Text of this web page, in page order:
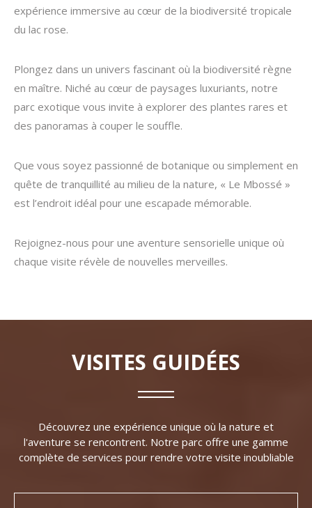
expérience immersive au cœur de la biodiversité tropicale
du lac rose.
Plongez dans un univers fascinant où la biodiversité règne
en maître. Niché au cœur de paysages luxuriants, notre
parc exotique vous invite à explorer des plantes rares et
des panoramas à couper le souffle.
Que vous soyez passionné de botanique ou simplement en
quête de tranquillité au milieu de la nature, « Le Mbossé »
est l’endroit idéal pour une escapade mémorable.
Rejoignez-nous pour une aventure sensorielle unique où
chaque visite révèle de nouvelles merveilles.
VISITES GUIDÉES
Découvrez une expérience unique où la nature et
l'aventure se rencontrent. Notre parc offre une gamme
complète de services pour rendre votre visite inoubliable